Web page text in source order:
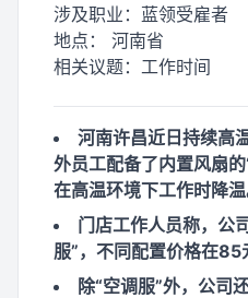
涉及职业： 蓝领受雇者
地点： 河南省
相关议题： 工作时间
河南许昌近日持续高
外员工配备了内置风扇
在高温环境下工作时降温
门店工作人员称，公
服”，不同配置价格在85
除“空调服”外，公司